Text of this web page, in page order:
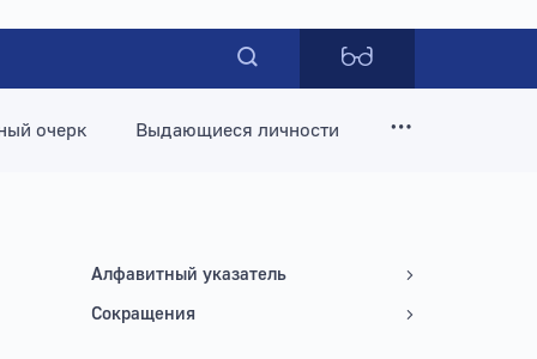
очерк Выдающиеся личности
Алфавитный указатель
Сокращения